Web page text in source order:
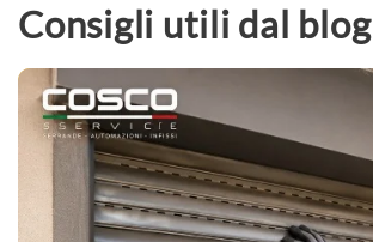
Consigli utili dal blog